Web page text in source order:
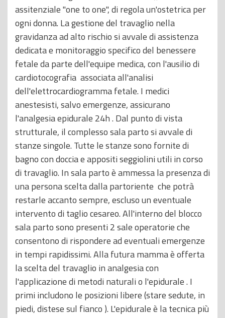
assitenziale "one to one", di regola un'ostetrica per
ogni donna. La gestione del travaglio nella
gravidanza ad alto rischio si avvale di assistenza
dedicata e monitoraggio specifico del benessere
fetale da parte dell'equipe medica, con l'ausilio di
cardiotocografia associata all'analisi
dell'elettrocardiogramma fetale. I medici
anestesisti, salvo emergenze, assicurano
l'analgesia epidurale 24h . Dal punto di vista
strutturale, il complesso sala parto si avvale di
stanze singole. Tutte le stanze sono fornite di
bagno con doccia e appositi seggiolini utili in corso
di travaglio. In sala parto è ammessa la presenza di
una persona scelta dalla partoriente che potrà
restarle accanto sempre, escluso un eventuale
intervento di taglio cesareo. All'interno del blocco
sala parto sono presenti 2 sale operatorie che
consentono di rispondere ad eventuali emergenze
in tempi rapidissimi. Alla futura mamma è offerta
la scelta del travaglio in analgesia con
l'applicazione di metodi naturali o l'epidurale . I
primi includono le posizioni libere (stare sedute, in
piedi, distese sul fianco ). L'epidurale è la tecnica più